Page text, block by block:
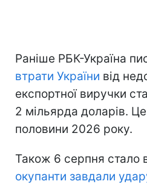
Раніше РБК-Україна
втрати України від
експортної виручки
2 мільярда доларів.
половини 2026 року.
Також 6 серпня стало
окупанти завдали